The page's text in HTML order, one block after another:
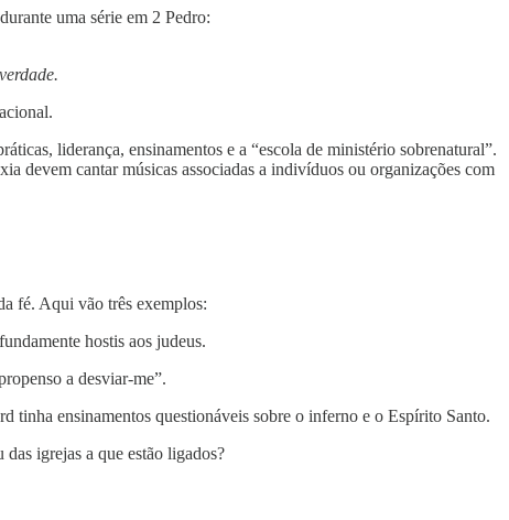
uma série em 2 Pedro:
liderança, ensinamentos e a “escola de ministério sobrenatural”.
devem cantar músicas associadas a indivíduos ou organizações com
fé. Aqui vão três exemplos:
hostis aos judeus.
a desviar-me”.
tinha ensinamentos questionáveis sobre o inferno e o Espírito Santo.
igrejas a que estão ligados?